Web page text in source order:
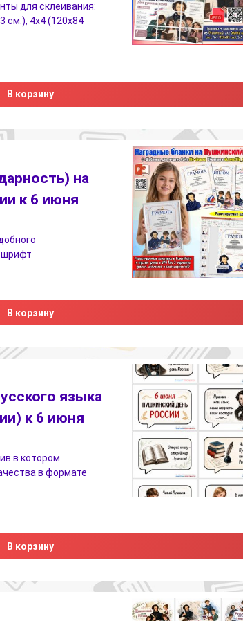
для склеивания:
см.), 4х4 (120х84
В корзину
на
к 6 июня
шрифт
В корзину
языка
к 6 июня
в котором
в формате
В корзину